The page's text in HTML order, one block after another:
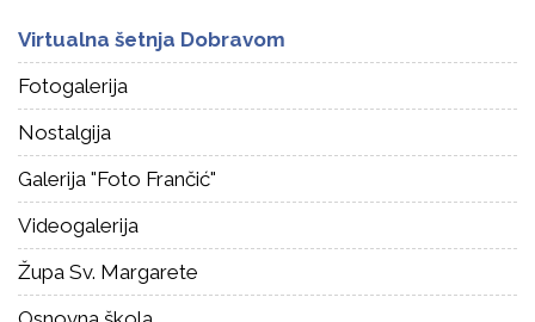
Virtualna šetnja Dobravom
Fotogalerija
Nostalgija
Galerija "Foto Frančić"
Videogalerija
Župa Sv. Margarete